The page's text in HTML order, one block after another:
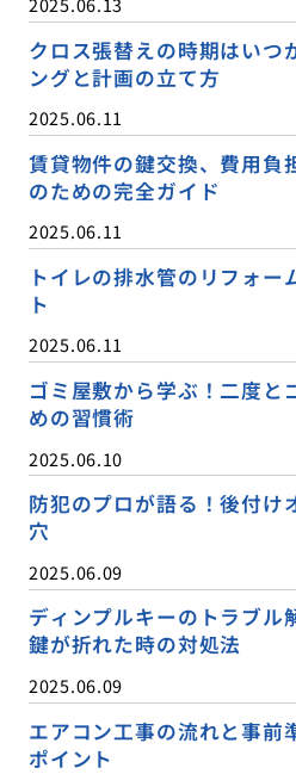
クロス張替えの時期はいつ
ングと計画の立て方
2025.06.11
賃貸物件の鍵交換、費用負
のための完全ガイド
2025.06.11
トイレの排水管のリフォー
ト
2025.06.11
ゴミ屋敷から学ぶ！二度と
めの習慣術
2025.06.10
防犯のプロが語る！後付け
穴
2025.06.09
ディンプルキーのトラブル
鍵が折れた時の対処法
2025.06.09
エアコン工事の流れと事前
ポイント